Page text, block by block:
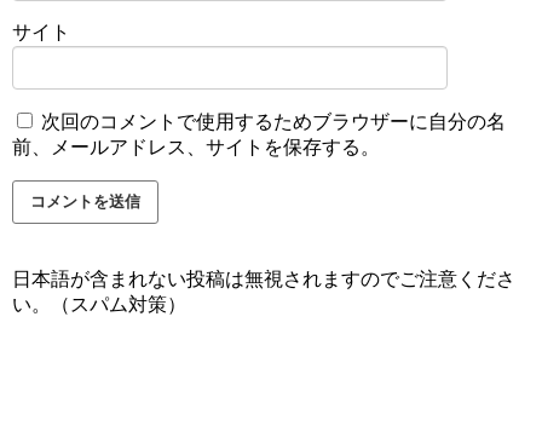
サイト
次回のコメントで使用するためブラウザーに自分の名
前、メールアドレス、サイトを保存する。
日本語が含まれない投稿は無視されますのでご注意くださ
い。（スパム対策）